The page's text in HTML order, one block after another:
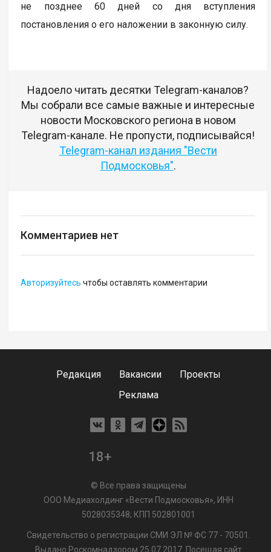
не позднее 60 дней со дня вступления
постановления о его наложении в законную силу.
Надоело читать десятки Telegram-каналов?
Мы собрали все самые важные и интересные
новости Московского региона в новом
Telegram-канале. Не пропусти, подписывайся!
Telegram-канал издания "Вести
Подмосковья".
Комментариев нет
Авторизуйтесь чтобы оставлять комментарии
Редакция Вакансии
Проекты
Реклама
18+
© Все права защищены
ООО Медиахолдинг «Вести Подмосковья», ИНН
5028035348; КПП 502801001
Свидетельство о регистрации СМИ ЭЛ № ФС 77 - 70501.
Выдано Роскомнадзором 25.07.2017. Посещая сайт